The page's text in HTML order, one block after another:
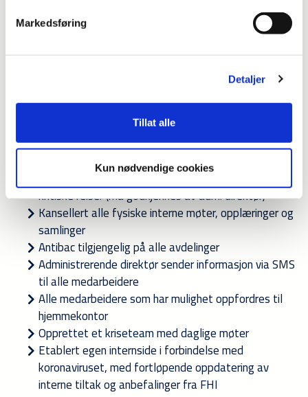
Markedsføring
Detaljer
Tillat alle
Kun nødvendige cookies
Kun friske medarbeidere skal reise på jobb, egen
matpakke, strenge hygiene-tiltak i forbindelse med
servicebil, arbeidsklær etc.
Våre teknikere skal vise aktsomhet ved sine
vanlig vernehansker som byttes mellom hver kunde,
desinfiserer evt. verktøy
Iverksatt smittevern-samarbeid, opplæring og
plakater om smittevern på alle prosjekter/avdelinger
Innført full reisestopp med fly, bortsett fra absolutt
kritiske reiser (må godkjennes av adm. direktør)
Kansellert alle fysiske interne møter, opplæringer og
samlinger
Antibac tilgjengelig på alle avdelinger
Administrerende direktør sender informasjon via SMS
til alle medarbeidere
Alle medarbeidere som har mulighet oppfordres til
hjemmekontor
Opprettet et kriseteam med daglige møter
Etablert egen internside i forbindelse med
koronaviruset, med fortløpende oppdatering av
interne tiltak og anbefalinger fra FHI